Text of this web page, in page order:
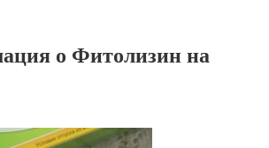
о Фитолизин на